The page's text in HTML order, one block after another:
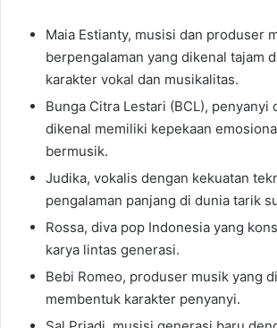
Maia Estianty, musisi dan produser
berpengalaman yang dikenal tajam
karakter vokal dan musikalitas.
Bunga Citra Lestari (BCL), penyanyi
dikenal memiliki kepekaan
bermusik.
Judika, vokalis dengan kekuatan
pengalaman panjang di dunia tarik
Rossa, diva pop Indonesia yang
karya lintas generasi.
Bebi Romeo, produser musik yang
membentuk karakter penyanyi.